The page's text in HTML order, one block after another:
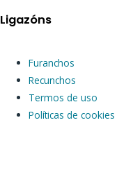
Ligazóns
Furanchos
Recunchos
Termos de uso
Políticas de cookies